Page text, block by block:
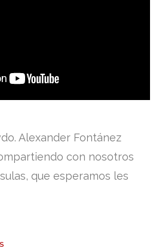
Alexander Fontánez
con nosotros
que esperamos les